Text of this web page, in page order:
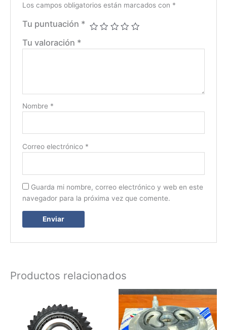
Los campos obligatorios están marcados con *
Tu puntuación *
Tu valoración *
Nombre *
Correo electrónico *
Guarda mi nombre, correo electrónico y web en este
navegador para la próxima vez que comente.
Productos relacionados